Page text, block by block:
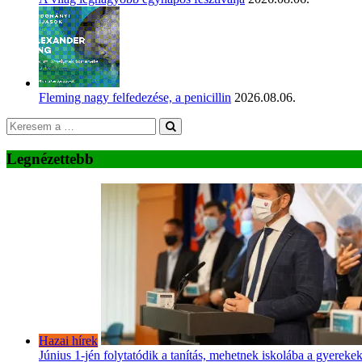
Fleming nagy felfedezése, a penicillin 2026.08.06.
Legnézettebb
Hazai hírek
Június 1-jén folytatódik a tanítás, mehetnek iskolába a gyerekek